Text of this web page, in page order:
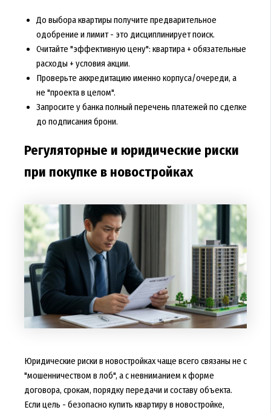
До выбора квартиры получите предварительное
одобрение и лимит - это дисциплинирует поиск.
Считайте "эффективную цену": квартира + обязательные
расходы + условия акции.
Проверьте аккредитацию именно корпуса/очереди, а
не "проекта в целом".
Запросите у банка полный перечень платежей по сделке
до подписания брони.
Регуляторные и юридические риски
при покупке в новостройках
Юридические риски в новостройках чаще всего связаны не с
"мошенничеством в лоб", а с невниманием к форме
договора, срокам, порядку передачи и составу объекта.
Если цель - безопасно купить квартиру в новостройке,